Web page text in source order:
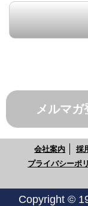
メルマガ
会社案内 採
プライバシーポ
Copyright ©